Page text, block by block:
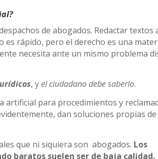
de abogados. Redactar textos
rápido, pero el derecho es una
necesita ante un mismo problema
, yel ciudadano debe saberlo.
para procedimientos y
dan soluciones propias de
que ni siquiera son abogados. Los
baratos suelen ser de baja calidad.